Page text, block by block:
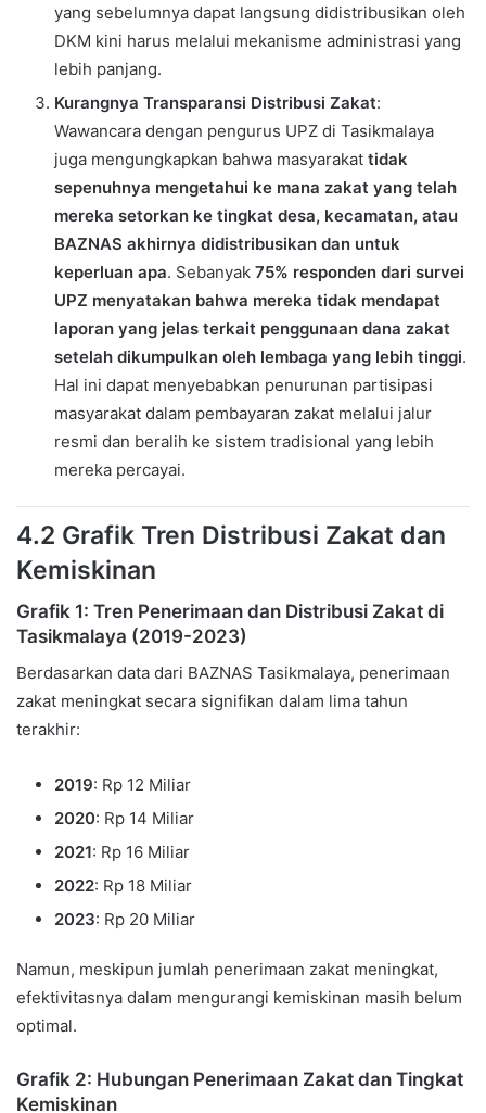
yang sebelumnya dapat langsung didistribusikan oleh
DKM kini harus melalui mekanisme administrasi yang
lebih panjang.
Kurangnya Transparansi Distribusi Zakat:
Wawancara dengan pengurus UPZ di Tasikmalaya
juga mengungkapkan bahwa masyarakat tidak
sepenuhnya mengetahui ke mana zakat yang telah
mereka setorkan ke tingkat desa, kecamatan, atau
BAZNAS akhirnya didistribusikan dan untuk
keperluan apa. Sebanyak 75% responden dari survei
UPZ menyatakan bahwa mereka tidak mendapat
laporan yang jelas terkait penggunaan dana zakat
setelah dikumpulkan oleh lembaga yang lebih tinggi.
Hal ini dapat menyebabkan penurunan partisipasi
masyarakat dalam pembayaran zakat melalui jalur
resmi dan beralih ke sistem tradisional yang lebih
mereka percayai.
4.2 Grafik Tren Distribusi Zakat dan
Kemiskinan
Grafik 1: Tren Penerimaan dan Distribusi Zakat di
Tasikmalaya (2019-2023)
Berdasarkan data dari BAZNAS Tasikmalaya, penerimaan
zakat meningkat secara signifikan dalam lima tahun
terakhir:
2019: Rp 12 Miliar
2020: Rp 14 Miliar
2021: Rp 16 Miliar
2022: Rp 18 Miliar
2023: Rp 20 Miliar
Namun, meskipun jumlah penerimaan zakat meningkat,
efektivitasnya dalam mengurangi kemiskinan masih belum
optimal.
Grafik 2: Hubungan Penerimaan Zakat dan Tingkat
Kemiskinan